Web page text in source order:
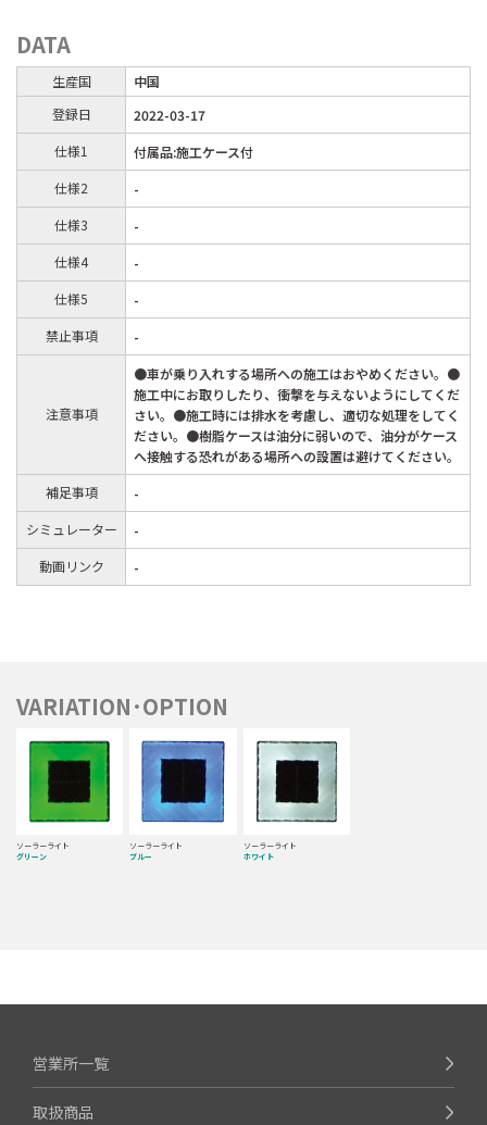
DATA
生産国
中国
登録日
2022-03-17
仕様1
付属品:施工ケース付
仕様2
-
仕様3
-
仕様4
-
仕様5
-
禁止事項
-
注意事項
●車が乗り入れする場所への施工はおやめください。●
施工中にお取りしたり、衝撃を与えないようにしてくだ
さい。●施工時には排水を考慮し、適切な処理をしてく
ださい。●樹脂ケースは油分に弱いので、油分がケース
へ接触する恐れがある場所への設置は避けてください。
補足事項
-
シミュレーター
-
動画リンク
-
VARIATION･OPTION
ソーラーライト
グリーン
ソーラーライト
ブルー
ソーラーライト
ホワイト
営業所一覧
取扱商品